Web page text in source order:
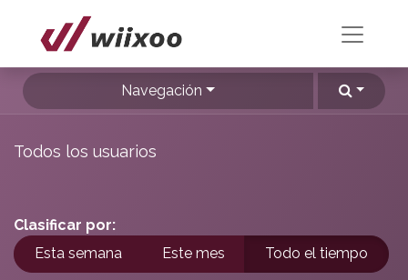
Navegación
Todos los usuarios
Clasificar por:
Esta semana
Este mes Todo el tiempo